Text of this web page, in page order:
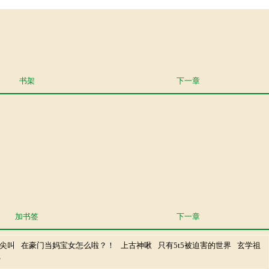
书架 下一章
加书签 下一章
叫 在豪门当妈宝女怎么啦？！ 上古神啾 只有5t5被迫害的世界
玄学祖